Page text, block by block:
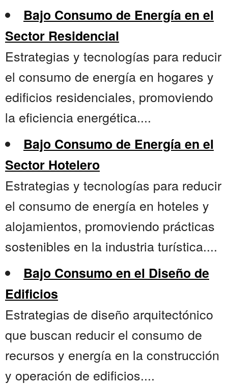
Bajo Consumo de Energía en el
Sector Residencial
Estrategias y tecnologías para reducir
el consumo de energía en hogares y
edificios residenciales, promoviendo
la eficiencia energética....
Bajo Consumo de Energía en el
Sector Hotelero
Estrategias y tecnologías para reducir
el consumo de energía en hoteles y
alojamientos, promoviendo prácticas
sostenibles en la industria turística....
Bajo Consumo en el Diseño de
Edificios
Estrategias de diseño arquitectónico
que buscan reducir el consumo de
recursos y energía en la construcción
y operación de edificios....